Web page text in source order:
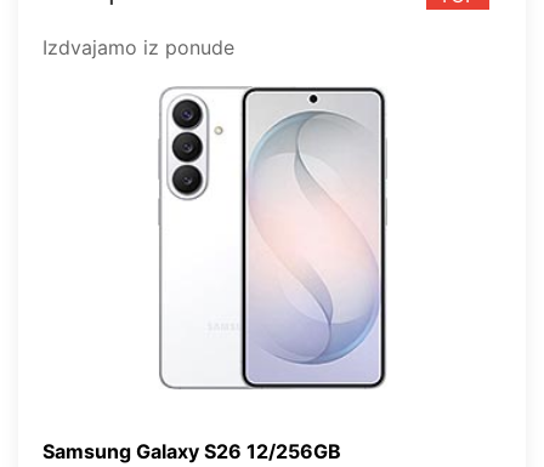
Izdvajamo iz ponude
Samsung Galaxy S26 12/256GB